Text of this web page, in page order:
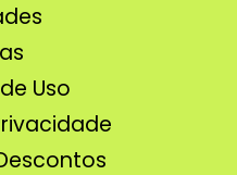
Uso